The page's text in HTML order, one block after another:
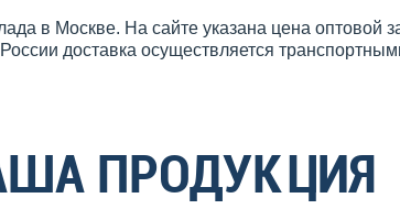
в Москве. На сайте указана цена оптовой
доставка осуществляется
ПРОДУКЦИЯ